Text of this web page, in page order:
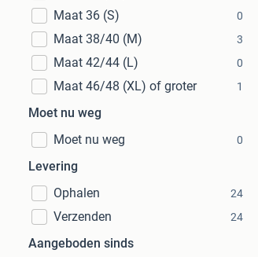
Maat 36 (S) 0
Maat 38/40 (M) 3
Maat 42/44 (L) 0
Maat 46/48 (XL) of groter 1
Moet nu weg
Moet nu weg
0
Levering
Ophalen
24
Verzenden 24
Aangeboden sinds